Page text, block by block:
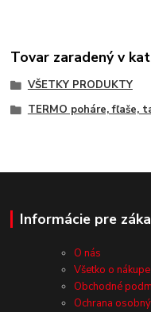
Tovar zaradený v
VŠETKY PRODUKTY
TERMO poháre, fľaše,
Informácie pre
O nás
Všetko o nákupe
Obchodné
Ochrana